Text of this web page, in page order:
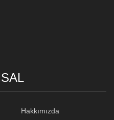
Hakkımızda